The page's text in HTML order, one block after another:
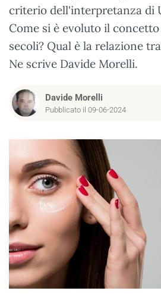
criterio dell'interpretanza di
Come si è evoluto il
secoli? Qual è la relazione
Ne scrive Davide Morelli.
Davide Morelli
Pubblicato il 09-06-2024